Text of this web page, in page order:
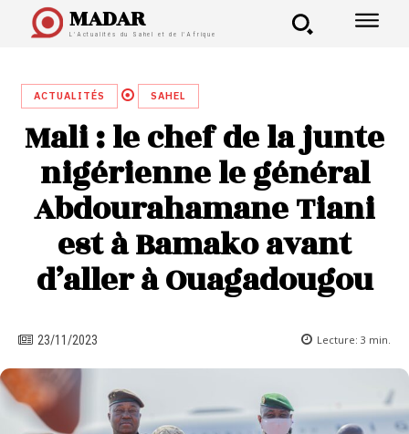
MADAR
L'Actualités du Sahel et de l'Afrique
ACTUALITÉS SAHEL
Mali : le chef de la junte
nigérienne le général
Abdourahamane Tiani
est à Bamako avant
d’aller à Ouagadougou
23/11/2023 Lecture: 3 min.